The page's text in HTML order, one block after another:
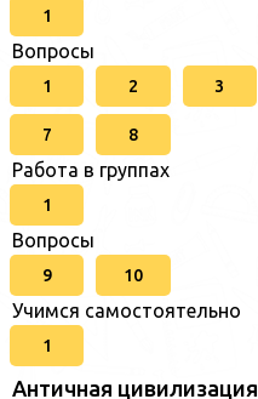
1
Вопросы
1 2 3
7 8
Работа в группах
1
Вопросы
9 10
Учимся самостоятельно
1
Античная цивилизация